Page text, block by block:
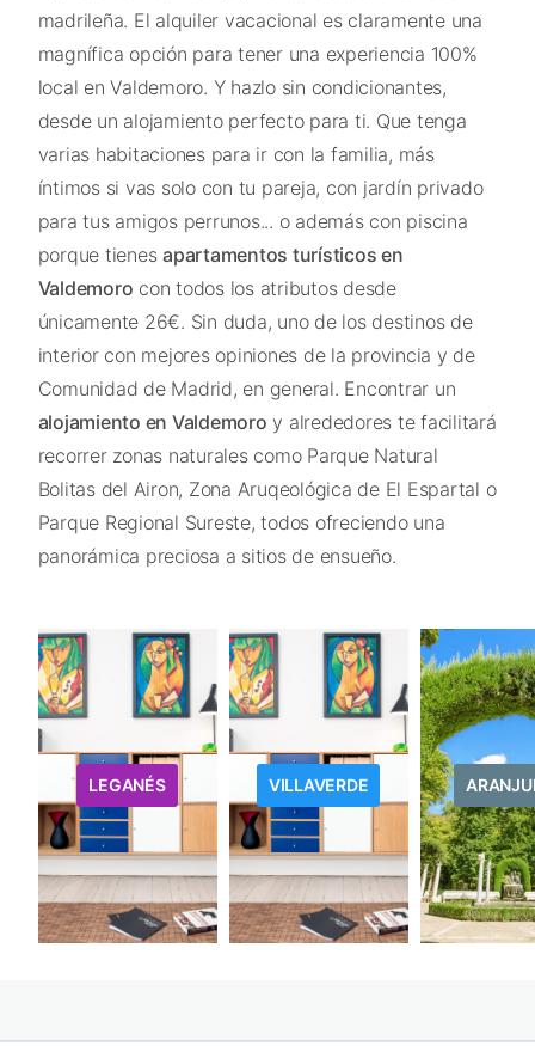
madrileña. El alquiler vacacional es claramente una
magnífica opción para tener una experiencia 100%
local en Valdemoro. Y hazlo sin condicionantes,
desde un alojamiento perfecto para ti. Que tenga
varias habitaciones para ir con la familia, más
íntimos si vas solo con tu pareja, con jardín privado
para tus amigos perrunos... o además con piscina
porque tienes apartamentos turísticos en
Valdemoro con todos los atributos desde
únicamente 26€. Sin duda, uno de los destinos de
interior con mejores opiniones de la provincia y de
Comunidad de Madrid, en general. Encontrar un
alojamiento en Valdemoro y alrededores te facilitará
recorrer zonas naturales como Parque Natural
Bolitas del Airon, Zona Aruqeológica de El Espartal o
Parque Regional Sureste, todos ofreciendo una
panorámica preciosa a sitios de ensueño.
LEGANÉS VILLAVERDE